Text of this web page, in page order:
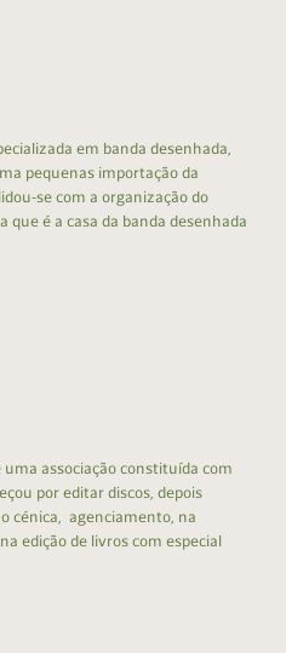
em banda desenhada,
pequenas importação da
se com a organização do
que é a casa da banda desenhada
associação constituída com
por editar discos, depois
cénica, agenciamento, na
edição de livros com especial